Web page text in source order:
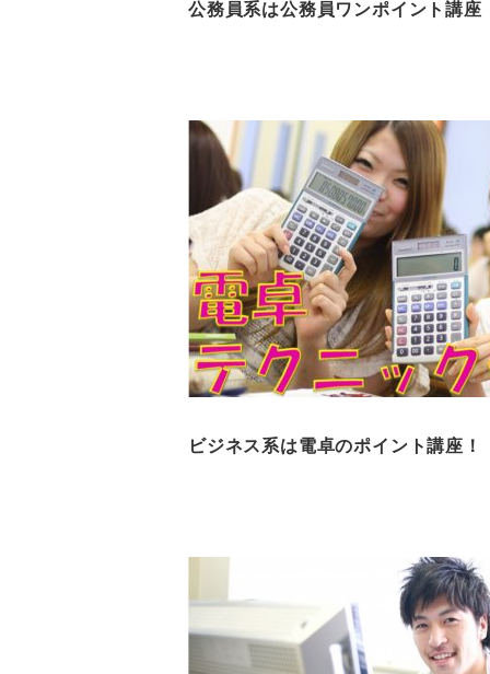
公務員系は公務員ワンポイント講座
ビジネス系は電卓のポイント講座！